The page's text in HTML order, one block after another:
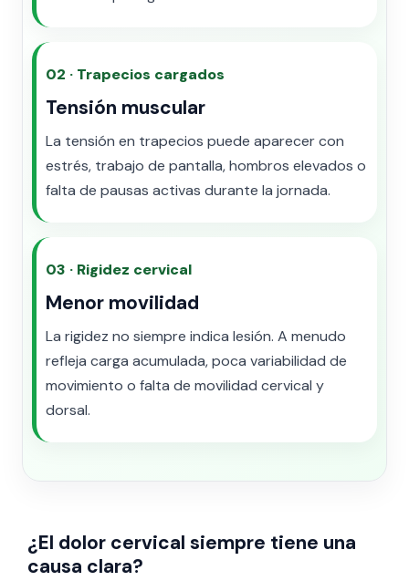
02 · Trapecios cargados
Tensión muscular
La tensión en trapecios puede aparecer con
estrés, trabajo de pantalla, hombros elevados o
falta de pausas activas durante la jornada.
03 · Rigidez cervical
Menor movilidad
La rigidez no siempre indica lesión. A menudo
refleja carga acumulada, poca variabilidad de
movimiento o falta de movilidad cervical y
dorsal.
¿El dolor cervical siempre tiene una
causa clara?